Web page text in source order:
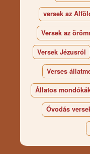
versek az
Versek az
Versek Jézusról
Verses
Állatos
Óvodás